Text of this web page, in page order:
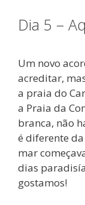
Dia 5 –
Um novo
acreditar,
a praia do
a Praia da
branca, não
é diferente
mar
dias
gostamos!